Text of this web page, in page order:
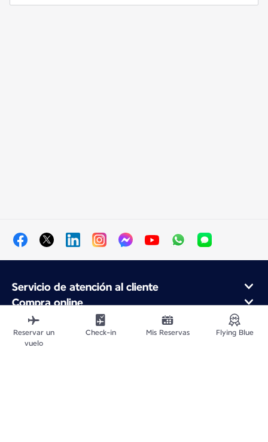
Servicio de atención al cliente
Compra online
Programa de fidelidad y socios
Acerca de Air France
Aplicación móvil Air France
Reservar un
vuelo
Check-in Mis Reservas Flying Blue